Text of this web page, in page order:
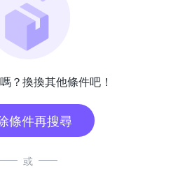
？換換其他條件吧！
條件再搜尋
或